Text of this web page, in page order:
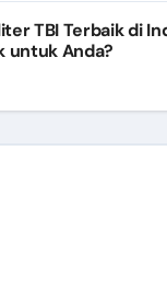
TBI Terbaik di
untuk Anda?